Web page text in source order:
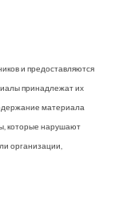
и предоставляются
принадлежат их
материала
которые нарушают
организации,